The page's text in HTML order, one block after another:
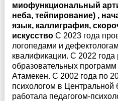
миофункциональный
неба, тейпирование) ,
язык, каллиграфия,
искусство С 2023 года
логопедами и
квалификации. С 2022 года
образовательных
Атамекен. С 2002 года по
психологом в
работала педагогом-